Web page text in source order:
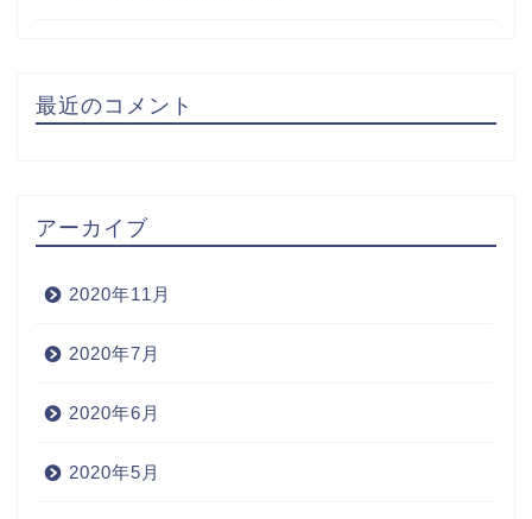
最近のコメント
アーカイブ
2020年11月
2020年7月
2020年6月
2020年5月